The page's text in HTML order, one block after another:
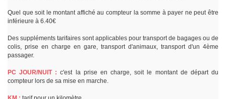
Quel que soit le montant affiché au compteur la somme à payer ne peut être
inférieure à 6.40€
Des suppléments tarifaires sont applicables pour transport de bagages ou de
colis, prise en charge en gare, transport d'animaux, transport d'un 4ème
passager.
PC JOUR/NUIT : c'est la prise en charge, soit le montant de départ du
compteur lors de sa mise en marche.